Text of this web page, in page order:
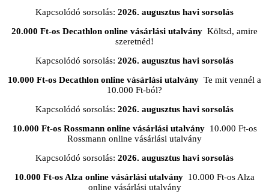
Kapcsolódó sorsolás: 2026. augusztus havi sorsolás
20.000 Ft-os Decathlon online vásárlási utalvány Költsd, amire
szeretnéd!
Kapcsolódó sorsolás: 2026. augusztus havi sorsolás
10.000 Ft-os Decathlon online vásárlási utalvány Te mit vennél a
10.000 Ft-ból?
Kapcsolódó sorsolás: 2026. augusztus havi sorsolás
10.000 Ft-os Rossmann online vásárlási utalvány10.000 Ft-os
Rossmann online vásárlási utalvány
Kapcsolódó sorsolás: 2026. augusztus havi sorsolás
10.000 Ft-os Alza online vásárlási utalvány 10.000 Ft-os Alza
online vásárlási utalvány